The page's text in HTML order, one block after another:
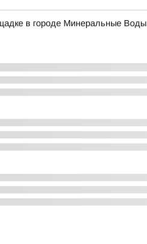
в городе Минеральные Воды